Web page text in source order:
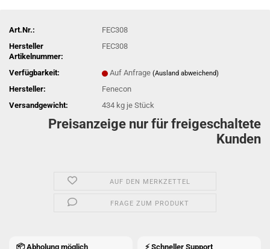
Art.Nr.:
FEC308
Hersteller
Artikelnummer:
FEC308
Verfügbarkeit: Auf Anfrage (Ausland abweichend)
Hersteller:
Fenecon
Versandgewicht:
434 kg je Stück
Preisanzeige nur für freigeschaltete
Kunden
AUF DEN MERKZETTEL
FRAGE ZUM PRODUKT
📦 Abholung möglich ⚡ Schneller Support